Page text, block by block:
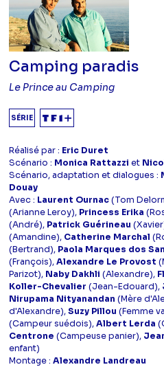
Camping paradis
Le Prince au Camping
SÉRIE
Réalisé par : Eric Duret
Scénario : Monica Rattazzi et
Scénario, adaptation et dialogues :
Douay
Avec : Laurent Ournac(Tom
(Arianne Leroy), Princess Erika
(André), Patrick Guérineau
(Amandine), Catherine Marchal
(Bertrand), Paola Marques dos
(François),Alexandre Le Provost
Parizot), Naby Dakhli (Alexandre),
Koller-Chevalier (Jean-Edouard),
Nirupama Nityanandan (Mère
d'Alexandre),Suzy Pillou (Femme
(Campeur suédois),Albert Lerda
Centrone (Campeuse panier),
enfant)
Montage :Alexandre Landreau